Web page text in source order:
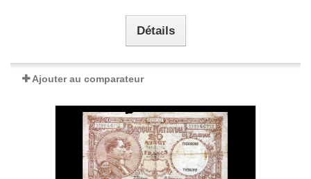
Détails
Ajouter au comparateur